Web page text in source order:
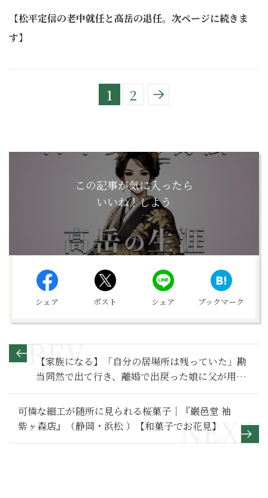
【松平定信の老中就任と高岳の退任。次ページに続きま
す】
1 2
この記事が気に入ったら
いいね！しよう
シェア ポスト シェア ブックマーク
【家族になる】「自分の居場所は残っていた」勘
当同然で出て行き、離婚で出戻った娘に父が用意
していたものとは～その２～
可憐な細工が随所に見られる桜菓子｜『巌邑堂 袖
紫ヶ森店』（静岡・浜松 ）【和菓子でお花見】